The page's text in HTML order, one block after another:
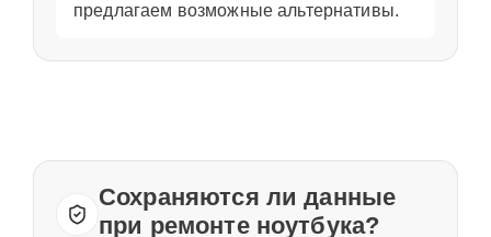
предлагаем возможные альтернативы.
Сохраняются ли данные
при ремонте ноутбука?